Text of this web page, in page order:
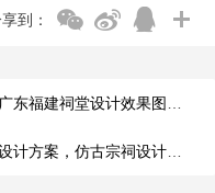
到：
福建祠堂设计效果图方案
案，仿古宗祠设计效果图